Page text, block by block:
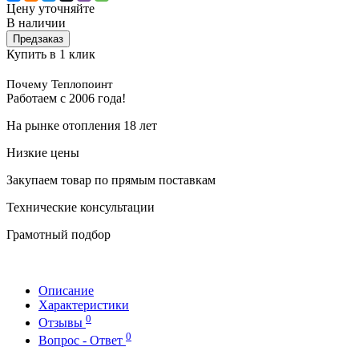
Цену уточняйте
В наличии
Предзаказ
Купить в 1 клик
Почему Теплопоинт
Работаем с 2006 года!
На рынке отопления 18 лет
Низкие цены
Закупаем товар по прямым поставкам
Технические консультации
Грамотный подбор
Описание
Характеристики
Отзывы 0
Вопрос - Ответ 0